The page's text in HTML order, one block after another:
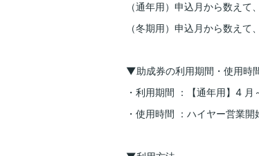
（通年用）申込月から数えて
（冬期用）申込月から数えて
▼助成券の利用期間・使用時
・利用期間 ：【通年用】4
・使用時間 ：ハイヤー営業